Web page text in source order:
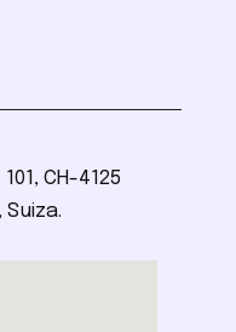
CH-4125
Suiza.